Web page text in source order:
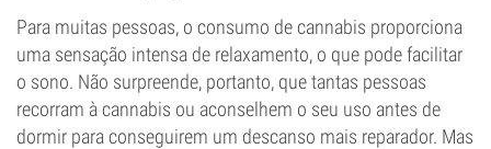
Para muitas pessoas, o consumo de cannabis proporciona
uma sensação intensa de relaxamento, o que pode facilitar
o sono. Não surpreende, portanto, que tantas pessoas
recorram à cannabis ou aconselhem o seu uso antes de
dormir para conseguirem um descanso mais reparador. Mas